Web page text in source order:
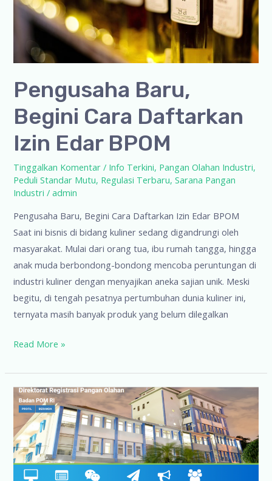
Pengusaha Baru,
Begini Cara Daftarkan
Izin Edar BPOM
Tinggalkan Komentar / Info Terkini, Pangan Olahan Industri,
Peduli Standar Mutu, Regulasi Terbaru,Sarana Pangan
Industri /admin
Pengusaha Baru, Begini Cara Daftarkan Izin Edar BPOM
Saat ini bisnis di bidang kuliner sedang digandrungi oleh
masyarakat. Mulai dari orang tua, ibu rumah tangga, hingga
anak muda berbondong-bondong mencoba peruntungan di
industri kuliner dengan menyajikan aneka sajian unik. Meski
begitu, di tengah pesatnya pertumbuhan dunia kuliner ini,
ternyata masih banyak produk yang belum dilegalkan
Pengusaha
Begini
Cara
Daftarkan
Izin
Edar
BPOM
Read More »